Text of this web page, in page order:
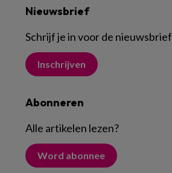
Nieuwsbrief
Schrijf je in voor de nieuwsbrief
Inschrijven
Abonneren
Alle artikelen lezen?
Word abonnee